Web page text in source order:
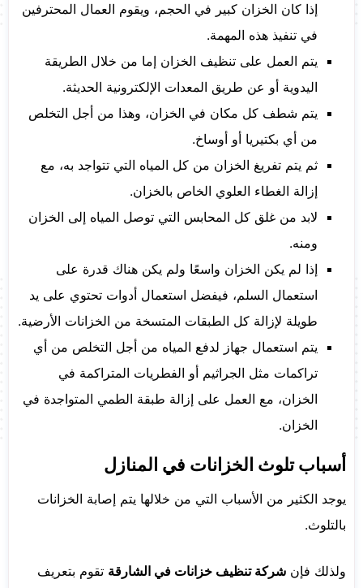
إذا كان الخزان كبير في الحجم، ويقوم العمال المحترفين
في تنفيذ هذه المهمة.
يتم العمل على تنظيف الخزان إما من خلال الطريقة
اليدوية أو عن طريق المعدات الإلكترونية الحديثة.
يتم شطف كل مكان في الخزان، وهذا من أجل التخلص
من أي بكتيريا أو أوساخ.
ثم يتم تفريغ الخزان من كل المياه التي تتواجد به، مع
إزالة الغطاء العلوي الخاص بالخزان.
لابد من غلق كل المحابس التي توصل المياه إلى الخزان
ومنه.
إذا لم يكن الخزان واسعًا ولم يكن هناك قدرة على
استعمال السلم، فيفضل استعمال أدوات تحتوي على يد
طويلة لإزالة كل الطبقات المتسخة من الخزانات الأرضية.
يتم استعمال جهاز لدفع المياه من أجل التخلص من أي
تراكمات مثل الجراثيم أو الفطريات المتراكمة في
الخزان، مع العمل على إزالة طبقة الطمي المتواجدة في
الخزان.
أسباب تلوث الخزانات في المنازل
يوجد الكثير من الأسباب التي من خلالها يتم إصابة الخزانات
بالتلوث.
ولذلك فإن شركة تنظيف خزانات في الشارقة تقوم بتعريف